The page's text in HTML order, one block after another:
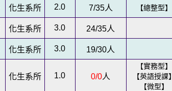
化生系所 2.0 7/35人 【總整型】
化生系所 3.0 24/35人
化生系所 3.0 19/30人
化生系所 1.0 0/0人
【實務型】
【英語授課】
【微型】